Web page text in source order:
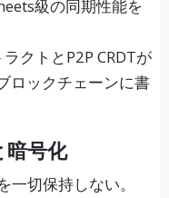
級の同期性能を
クトとP2P CRDTが
ロックチェーンに書
号化
切保持しない。